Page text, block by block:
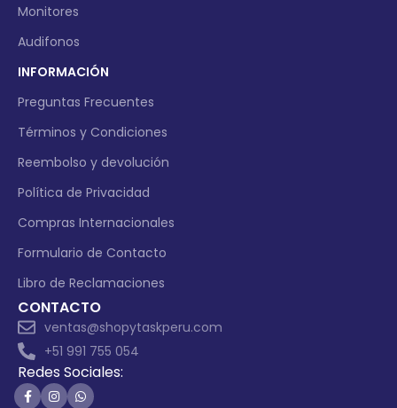
Monitores
Audifonos
INFORMACIÓN
Preguntas Frecuentes
Términos y Condiciones
Reembolso y devolución
Política de Privacidad
Compras Internacionales
Formulario de Contacto
Libro de Reclamaciones
CONTACTO
ventas@shopytaskperu.com
+51 991 755 054
Redes Sociales: